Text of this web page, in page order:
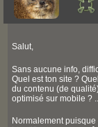
Salut,
Sans aucune info,
Quel est ton site ?
du contenu (de
optimisé sur mobile ?
Normalement puisque